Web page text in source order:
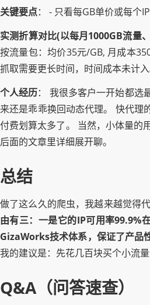
关键要点： - 只看每GB单价或每个
实测折算对比(以每月1000GB流量
按流量包：均价35元/GB, 月成本
抓取需要更长时间，时间成本未计
个人经历： 我很多客户一开始都选
来还是乖乖换回动态代理。 快代理
付费划算太多了。 当然，小体量的
后面的文章里详细展开聊。
总结
做了这么久的爬虫，我越来越觉得
由有三：一是它的IP可用率99.9%
GizaWorks技术体系，保证了产品
我的建议是：先花几百块买个小流
Q&A（问答速查）